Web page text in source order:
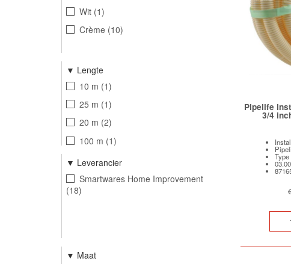
Wit 1
Crème 10
Lengte
10 m 1
25 m 1
20 m 2
100 m 1
4 m 3
5 m 1
Leverancier
Smartwares Home Improvement
18
Maat
Pipelife
3/4
Type